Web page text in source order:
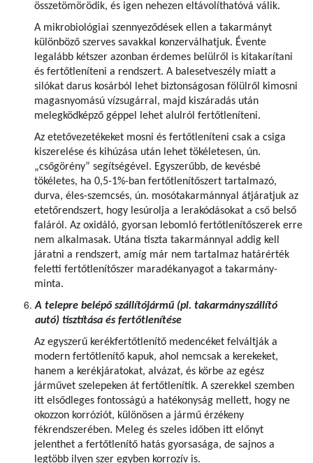
összetömörödik, és igen nehezen eltávolíthatóvá válik.
A mikrobiológiai szennyeződések ellen a takarmányt
különböző szerves savakkal konzerválhatjuk. Évente
legalább kétszer azonban érdemes belülről is kitakarítani
és fertőtleníteni a rendszert. A balesetveszély miatt a
silókat darus kosárból lehet biztonságosan fölülről kimosni
magasnyomású vízsugárral, majd kiszáradás után
melegködképző géppel lehet alulról fertőtleníteni.
Az etetővezetékeket mosni és fertőtleníteni csak a csiga
kiszerelése és kihúzása után lehet tökéletesen, ún.
„csőgörény” segítségével. Egyszerűbb, de kevésbé
tökéletes, ha 0,5-1%-ban fertőtlenítőszert tartalmazó,
durva, éles-szemcsés, ún. mosótakarmánnyal átjáratjuk az
etetőrendszert, hogy lesúrolja a lerakódásokat a cső belső
faláról. Az oxidáló, gyorsan lebomló fertőtlenítőszerek erre
nem alkalmasak. Utána tiszta takarmánnyal addig kell
járatni a rendszert, amíg már nem tartalmaz határérték
feletti fertőtlenítőszer maradékanyagot a takarmány-
minta.
A telepre belépő szállítójármű (pl. takarmányszállító
autó) tisztítása és fertőtlenítése
Az egyszerű kerékfertőtlenítő medencéket felváltják a
modern fertőtlenítő kapuk, ahol nemcsak a kerekeket,
hanem a kerékjáratokat, alvázat, és körbe az egész
járművet szelepeken át fertőtlenítik. A szerekkel szemben
itt elsődleges fontosságú a hatékonyság mellett, hogy ne
okozzon korróziót, különösen a jármű érzékeny
fékrendszerében. Meleg és szeles időben itt előnyt
jelenthet a fertőtlenítő hatás gyorsasága, de sajnos a
legtöbb ilyen szer egyben korrozív is.